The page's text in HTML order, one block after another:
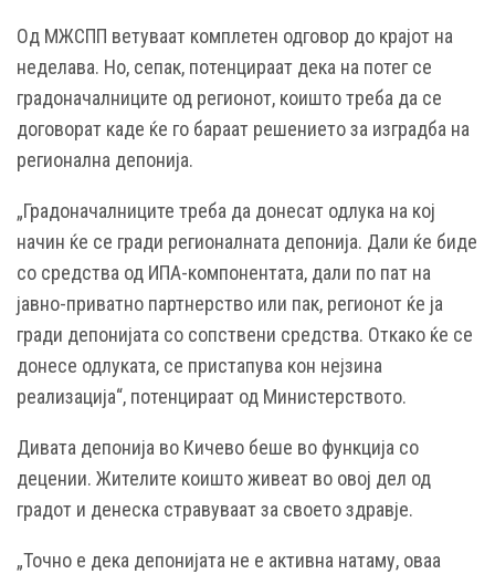
Од МЖСПП ветуваат комплетен одговор до крајот на
неделава. Но, сепак, потенцираат дека на потег се
градоначалниците од регионот, коишто треба да се
договорат каде ќе го бараат решението за изградба на
регионална депонија.
„Градоначалниците треба да донесат одлука на кој
начин ќе се гради регионалната депонија. Дали ќе биде
со средства од ИПА-компонентата, дали по пат на
јавно-приватно партнерство или пак, регионот ќе ја
гради депонијата со сопствени средства. Откако ќе се
донесе одлуката, се пристапува кон нејзина
реализација“, потенцираат од Министерството.
Дивата депонија во Кичево беше во функција со
децении. Жителите коишто живеат во овој дел од
градот и денеска стравуваат за своето здравје.
„Точно е дека депонијата не е активна натаму, оваа